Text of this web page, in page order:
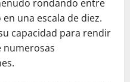
rondando entre
una escala de diez.
capacidad para rendir
numerosas